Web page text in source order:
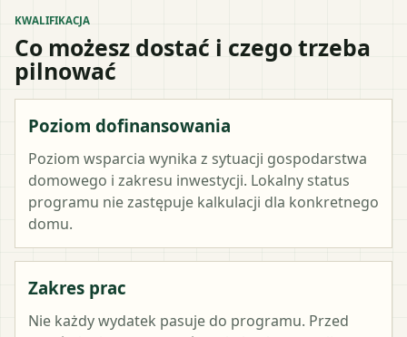
KWALIFIKACJA
Co możesz dostać i czego trzeba
pilnować
Poziom dofinansowania
Poziom wsparcia wynika z sytuacji gospodarstwa
domowego i zakresu inwestycji. Lokalny status
programu nie zastępuje kalkulacji dla konkretnego
domu.
Zakres prac
Nie każdy wydatek pasuje do programu. Przed